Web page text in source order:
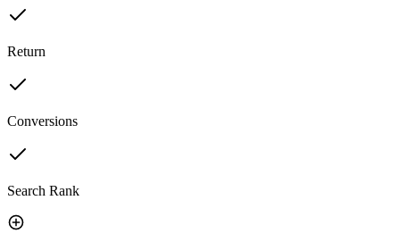
Return
Conversions
Search Rank